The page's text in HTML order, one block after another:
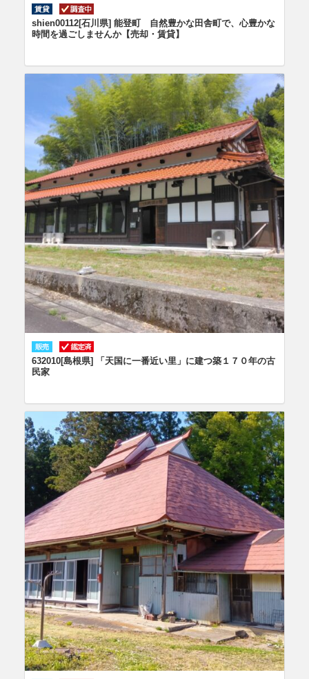
shien00112[石川県] 能登町 自然豊かな田舎町で、心豊かな
時間を過ごしませんか【売却・賃貸】
632010[島根県] 「天国に一番近い里」に建つ築１７０年の古
民家